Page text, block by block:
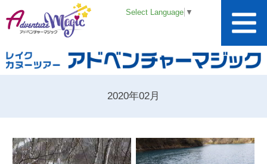
Select Language ▼
2020年02月